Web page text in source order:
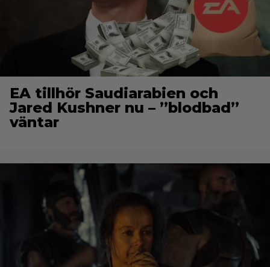
EA tillhör Saudiarabien och
Jared Kushner nu – ”blodbad”
väntar